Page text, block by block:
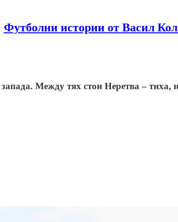
Футболни истории от Васил
Между тях стои Неретва – тиха,